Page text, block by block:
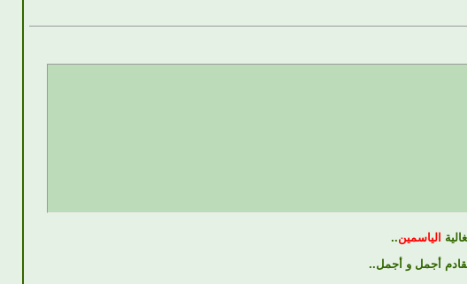
الياسمين..
أجمل و أجمل..